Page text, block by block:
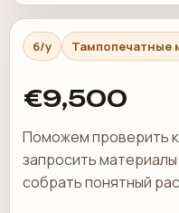
б/у Тампопечатные
€9,500
Поможем проверить
запросить
собрать понятный